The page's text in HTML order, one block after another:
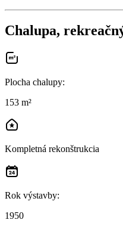
Chalupa,
Plocha chalupy:
153 m²
Kompletná rekonštrukcia
Rok výstavby:
1950